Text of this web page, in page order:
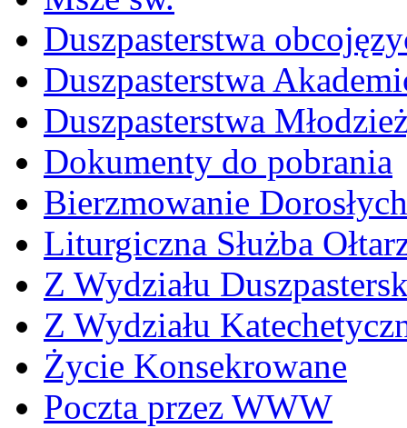
Duszpasterstwa
Duszpasterstwa
Duszpasterstwa
Dokumenty do pobrania
Bierzmowanie Dorosłych
Liturgiczna Służba
Z Wydziału
Z Wydziału
Życie Konsekrowane
Poczta przez WWW